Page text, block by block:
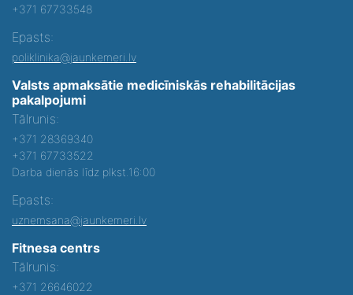
+371 67733548
Epasts:
poliklinika@jaunkemeri.lv
Valsts apmaksātie medicīniskās rehabilitācijas
pakalpojumi
Tālrunis:
+371 28369340
+371 67733522
Darba dienās līdz plkst.16:00
Epasts:
uznemsana@jaunkemeri.lv
Fitnesa centrs
Tālrunis:
+371 26646022